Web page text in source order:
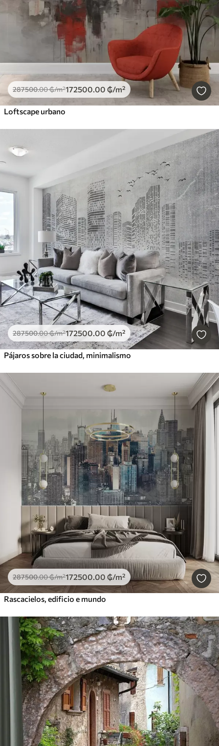
287500.00₲/m²172500.00 ₲/m²
Loftscape urbano
287500.00₲/m²172500.00 ₲/m²
Pájaros sobre la ciudad, minimalismo
287500.00₲/m²172500.00 ₲/m²
Rascacielos, edificio e mundo